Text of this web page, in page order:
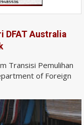
DFAT Australia
Transisi Pemulihan
of Foreign